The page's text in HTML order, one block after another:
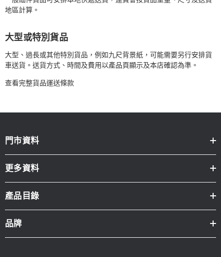
地區計算。
大型或特別貨品
大型、過長或其他特別貨品，例如九尺背景紙，可能需要另行安排貨
車送貨。送貨方式、時間及費用以產品頁顯示及本店確認為準。
查看完整貨品運送條款
門市資料
更多資料
產品目錄
品牌